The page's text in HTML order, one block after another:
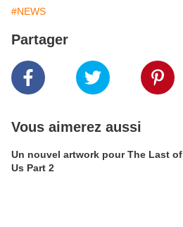
#NEWS
Partager
Vous aimerez aussi
Un nouvel artwork pour The Last of
Us Part 2